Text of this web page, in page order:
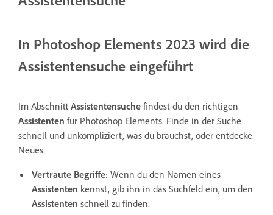
In Photoshop Elements 2023 wird die
Assistentensuche eingeführt
Im Abschnitt Assistentensuche findest du den richtigen
Assistenten für Photoshop Elements. Finde in der Suche
schnell und unkompliziert, was du brauchst, oder entdecke
Neues.
Vertraute Begriffe: Wenn du den Namen eines
Assistenten kennst, gib ihn in das Suchfeld ein, um den
Assistenten schnell zu finden.